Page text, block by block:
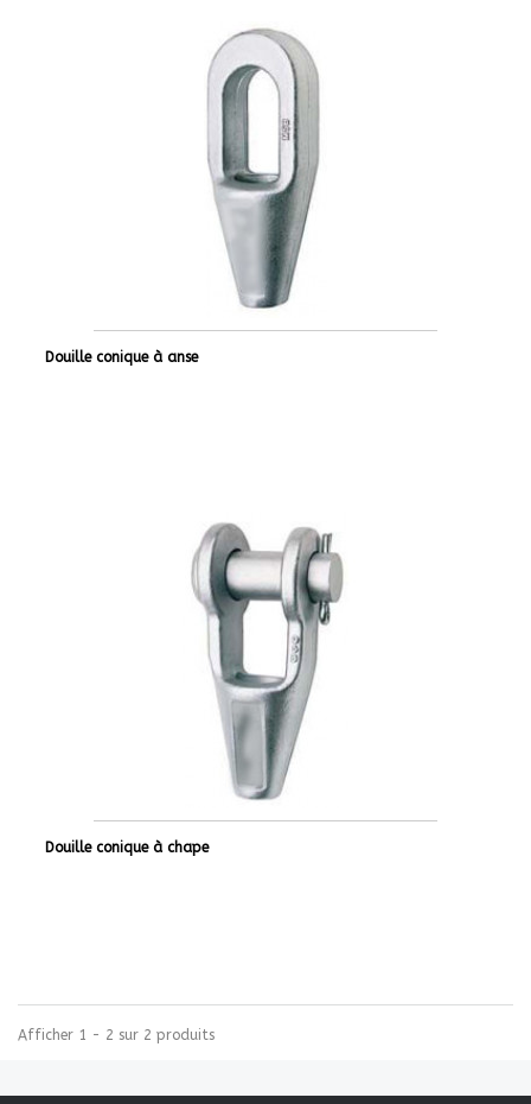
Douille conique à anse
Douille conique à chape
Afficher 1 - 2 sur 2 produits